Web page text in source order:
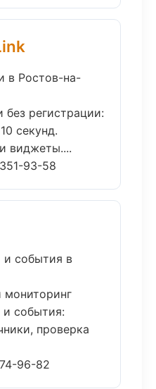
в Ростов-на-
без регистрации:
секунд.
виджеты....
93-58
и события в
и события:
проверка
96-82